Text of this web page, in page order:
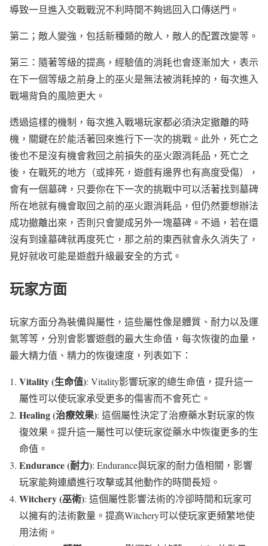
導致一旦進入交戰戰況不利時間不夠逃回入口傳送門。
第二；敵人變強，包括新種類的敵人，敵人的配置改變等。
第三：隨著等級的提高，經驗值的消耗也會逐漸加大，表示
在下一個等級之前身上的巫火是無法被消耗掉的，每次進入
戰場背負的風險更大。
透過這樣的機制，每次進入戰場玩家都必須決定撤離的時
機，關鍵在於能活著回來進行下一次的挑戰。此外，死亡之
後也不是沒有機會救回之前損失的巫火跟消耗品，死亡之
後，在戰死的地方（或摔死，遊戲有邊界也有高度受傷），
會有一個墓碑，只要你在下一次的挑戰中可以活著找到墓碑
所在地就有機會取回之前的巫火跟消耗品，但仍然要想辦法
成功撤離出來，否則只會變成另外一塊墓碑。不過，若在還
沒有到達墓碑就再度死亡，那之前的東西就會永久消失了，
見好就收可能是遊戲升級最安全的方式。
玩家方面
玩家方面分為裝備與屬性，這些屬性像是體質、耐力以及運
氣等等，分別會影響遊戲的最大生命值，每次恢復的血量，
最大精力值、精力的恢復速度，列表如下：
Vitality (生命值): Vitality影響玩家的總生命值，提升這一
屬性可以使玩家承受更多的傷害而不會死亡。
Healing (治療效果): 這個屬性決定了治療藥水對玩家的恢
復效果。提升這一屬性可以使玩家從藥水中恢復更多的生
命值。
Endurance (耐力): Endurance與玩家的耐力值相關，影響
玩家能夠連續進行攻擊或其他動作的時間長短。
Witchery (巫術): 這個屬性影響法術的冷卻時間和玩家可
以擁有的法術數量。提高Witchery可以使玩家更頻繁地使
用法術。